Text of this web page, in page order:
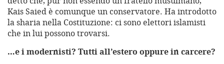
Kais Saied è comunque un conservatore. Ha introdotto
la sharia nella Costituzione: ci sono elettori islamisti
che in lui possono trovarsi.
…e i modernisti? Tutti all’estero oppure in carcere?